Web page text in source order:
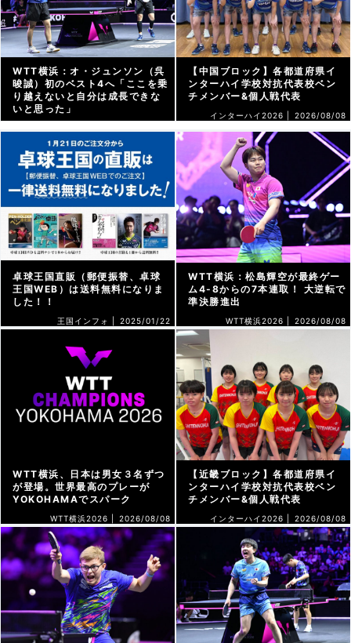
WTT横浜：オ・ジュンソン（呉
晙誠）初のベスト4へ「ここを乗
り越えないと自分は成長できな
いと思った」
【中国ブロック】各都道府県イ
ンターハイ学校対抗代表校ベン
チメンバー&個人戦代表
インターハイ2026 | 2026/08/08
卓球王国直販（郵便振替、卓球
王国WEB）は送料無料になりま
した！！
王国インフォ | 2025/01/22
WTT横浜：松島輝空が最終ゲー
ム4-8からの7本連取！ 大逆転で
準決勝進出
WTT横浜2026 | 2026/08/08
WTT横浜、日本は男女３名ずつ
が登場。世界最高のプレーが
YOKOHAMAでスパーク
WTT横浜2026 | 2026/08/08
【近畿ブロック】各都道府県イ
ンターハイ学校対抗代表校ベン
チメンバー&個人戦代表
インターハイ2026 | 2026/08/08